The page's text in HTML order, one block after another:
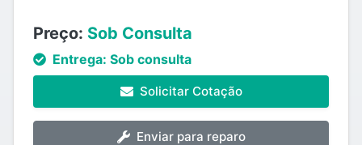
Preço: Sob Consulta
Entrega: Sob consulta
Solicitar Cotação
Enviar para reparo